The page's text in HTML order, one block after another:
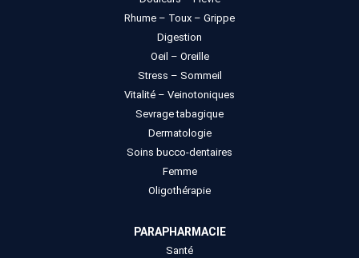
Rhume – Toux – Grippe
Digestion
Oeil – Oreille
Stress – Sommeil
Vitalité – Veinotoniques
Sevrage tabagique
Dermatologie
Soins bucco-dentaires
Femme
Oligothérapie
PARAPHARMACIE
Santé